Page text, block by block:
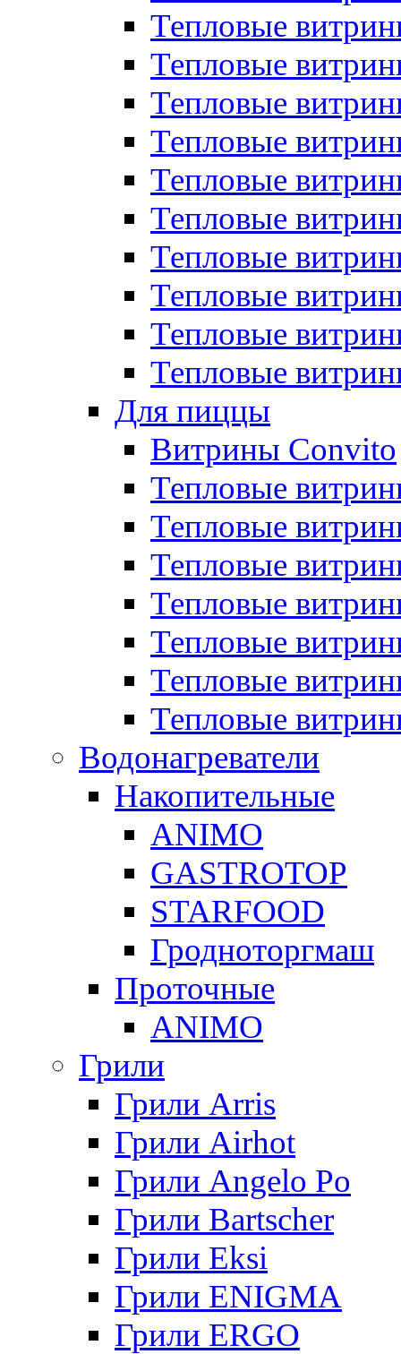
Тепловые
Тепловые
Тепловые
Тепловые
Тепловые
Тепловые
Тепловые
Тепловые
Тепловые
Тепловые
Для пиццы
Витрины Convito
Тепловые
Тепловые
Тепловые
Тепловые
Тепловые
Тепловые
Тепловые
Водонагреватели
Накопительные
ANIMO
GASTROTOP
STARFOOD
Гродноторгмаш
Проточные
ANIMO
Грили
Грили Arris
Грили Airhot
Грили Angelo Po
Грили Bartscher
Грили Eksi
Грили ENIGMA
Грили ERGO